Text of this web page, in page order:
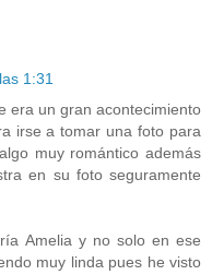
1:31
era un gran acontecimiento
irse a tomar una foto para
muy romántico además
en su foto seguramente
Amelia y no solo en ese
muy linda pues he visto